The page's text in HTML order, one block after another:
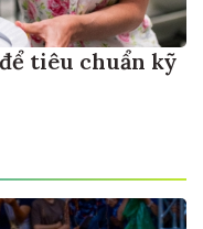
tiêu chuẩn kỹ